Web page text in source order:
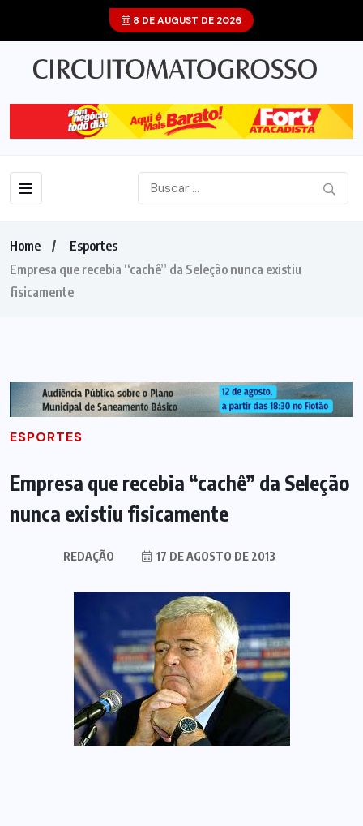
8 DE AUGUST DE 2026
Home
Esportes
Empresa que recebia “cachê” da Seleção nunca existiu
fisicamente
ESPORTES
Empresa que recebia “cachê” da Seleção
nunca existiu fisicamente
REDAÇÃO 17 DE AGOSTO DE 2013